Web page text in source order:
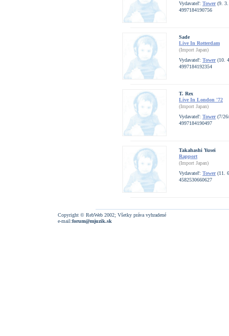
Vydavateľ: Tower(9. 3.
4997184190756
Sade
Live In Rotterdam
(Import Japan)
Vydavateľ: Tower(10.
4997184192354
T. Rex
Live In London '72
(Import Japan)
Vydavateľ: Tower(7/
4997184190497
Takahashi Yusei
Rapport
(Import Japan)
Vydavateľ: Tower(11.
4582530660627
Copyright © RebWeb 2002; Všetky práva vyhradené
e-mail:forum@mjuzik.sk